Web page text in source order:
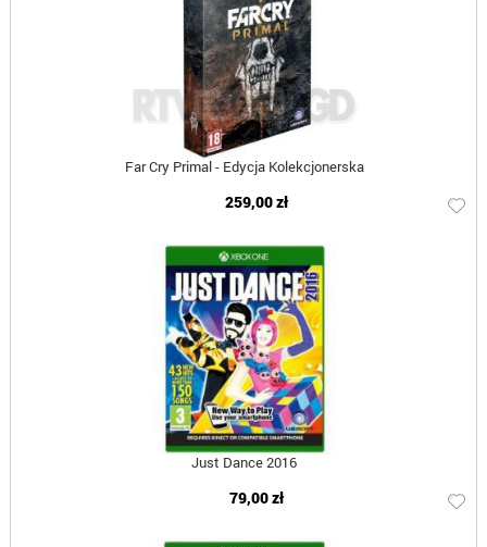
Far Cry Primal - Edycja Kolekcjonerska
259,00 zł
Just Dance 2016
79,00 zł